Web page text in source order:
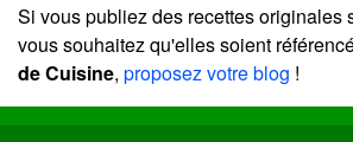
Si vous publiez des recettes originales
vous souhaitez qu'elles soient
de Cuisine, proposez votre blog !